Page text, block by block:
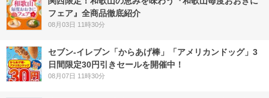
フェア』全商品徹底紹介
08月03日 11時30分
セブン‐イレブン「からあげ棒」「アメリカンドッグ」3
日間限定30円引きセールを開催中！
08月07日 11時30分